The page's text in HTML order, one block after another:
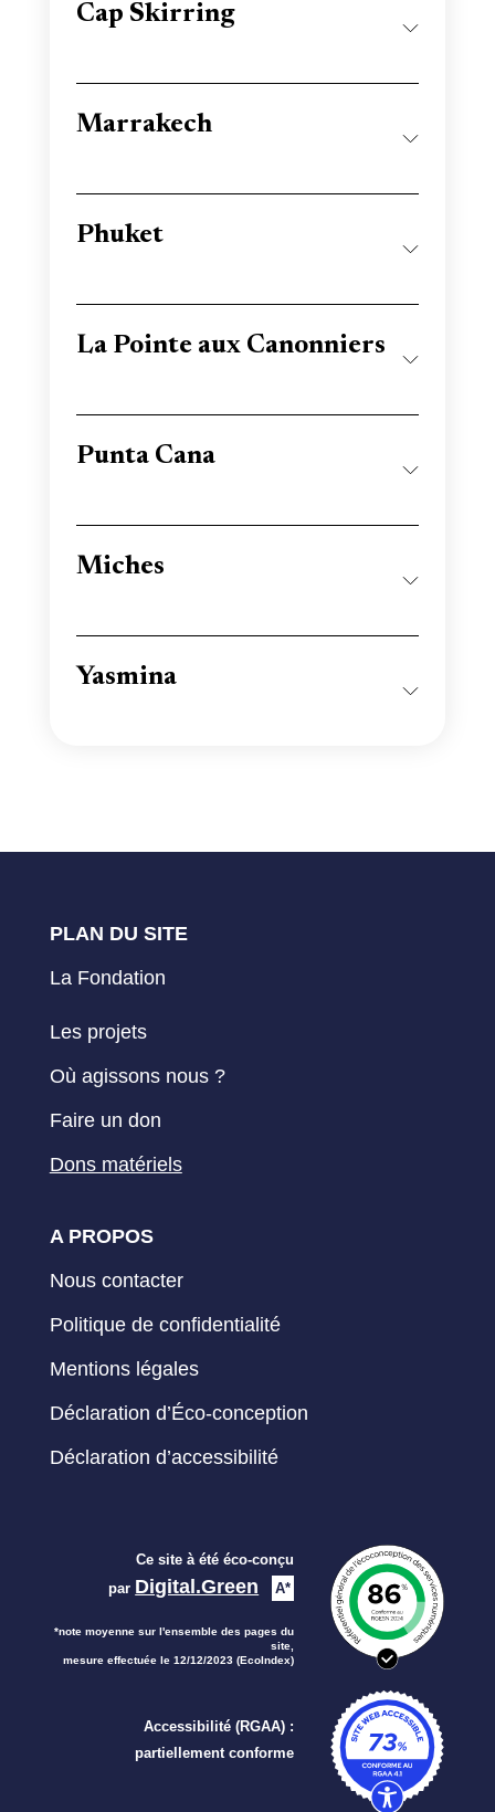
Cap Skirring
Marrakech
Phuket
La Pointe aux Canonniers
Punta Cana
Miches
Yasmina
PLAN DU SITE
La Fondation
Les projets
Où agissons nous ?
Faire un don
Dons matériels
A PROPOS
Nous contacter
Politique de confidentialité
Mentions légales
Déclaration d’Éco-conception
Déclaration d’accessibilité
Ce site à été éco-conçu
par Digital.Green A*
*note moyenne sur l'ensemble des pages du
site,
mesure effectuée le 12/12/2023 (EcoIndex)
Accessibilité (RGAA) :
partiellement conforme